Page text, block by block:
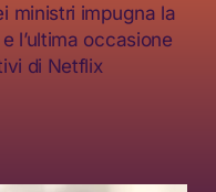
ministri impugna la
l’ultima occasione
di Netflix